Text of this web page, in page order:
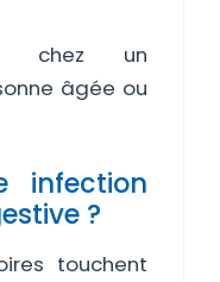
chez un
âgée ou
infection
?
touchent